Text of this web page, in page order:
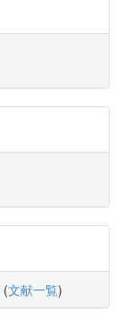
(文献一覧)